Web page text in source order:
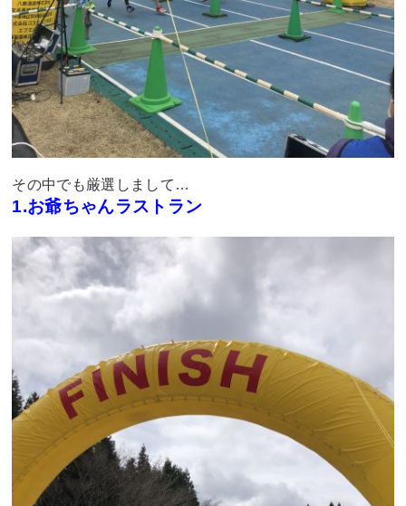
その中でも厳選しまして…
1.お爺ちゃんラストラン